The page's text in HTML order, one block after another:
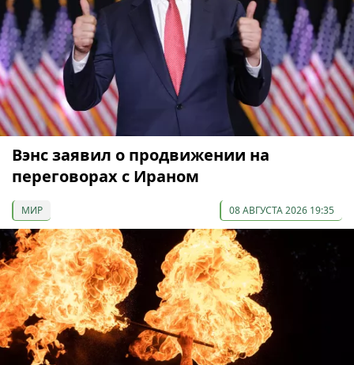
Вэнс заявил о продвижении на
переговорах с Ираном
МИР 08 АВГУСТА 2026 19:35